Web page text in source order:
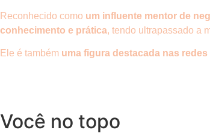
Reconhecido como um influente mentor de
conhecimento e prática, tendo ultrapassado a
Ele é também uma figura destacada nas
Você no topo